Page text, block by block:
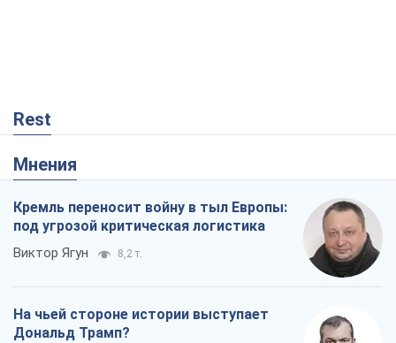
Rest
Мнения
Кремль переносит войну в тыл Европы:
под угрозой критическая логистика
Виктор Ягун 8,2 т.
На чьей стороне истории выступает
Дональд Трамп?